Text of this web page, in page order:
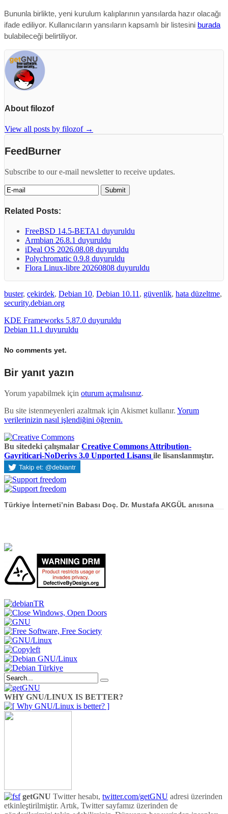
Bununla birlikte, yeni kurulum kalıplarının yansılarda hazır olacağı
ifade ediliyor. Kullanıcıların yansıların kapsamlı bir listesini burada
bulabileceği belirtiliyor.
About filozof
View all posts by filozof →
FeedBurner
Subscribe to our e-mail newsletter to receive updates.
Related Posts:
FreeBSD 14.5-BETA1 duyuruldu
Armbian 26.8.1 duyuruldu
iDeal OS 2026.08.08 duyuruldu
Polychromatic 0.9.8 duyuruldu
Flora Linux-libre 20260808 duyuruldu
buster, çekirdek, Debian 10, Debian 10.11 , güvenlik, hata düzeltme,
security.debian.org
KDE Frameworks 5.87.0 duyuruldu
Debian 11.1 duyuruldu
No comments yet.
Bir yanıt yazın
Yorum yapabilmek için oturum açmalısınız.
Bu site istenmeyenleri azaltmak için Akismet kullanır. Yorum
verilerinizin nasıl işlendiğini öğrenin.
Bu sitedeki çalışmalar Creative Commons Attribution-
Gayriticari-NoDerivs 3.0 Unported Lisansı ile lisanslanmıştır.
Türkiye İnterneti’nin Babası Doç. Dr. Mustafa AKGÜL anısına
WHY GNU/LINUX IS BETTER?
getGNU Twitter hesabı, twitter.com/getGNU adresi üzerinden
etkinleştirilmiştir. Artık, Twitter sayfamız üzerinden de